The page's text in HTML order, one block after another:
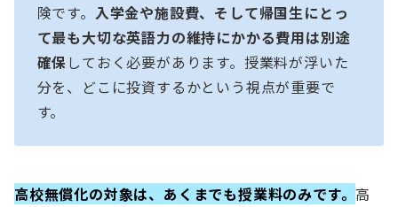
険です。 入学金や施設費、そして帰国生にとっ
て最も大切な英語力の維持にかかる費用は別途
確保 しておく必要があります。授業料が浮いた
分を、どこに投資するかという視点が重要で
す。
高校無償化の対象は、あくまでも授業料のみです。高